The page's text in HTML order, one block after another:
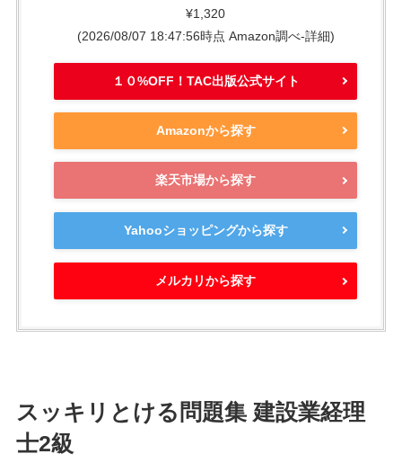
¥1,320
(2026/08/07 18:47:56時点 Amazon調べ-詳細)
１０%OFF！TAC出版公式サイト
Amazonから探す
楽天市場から探す
Yahooショッピングから探す
メルカリから探す
スッキリとける問題集 建設業経理
士2級